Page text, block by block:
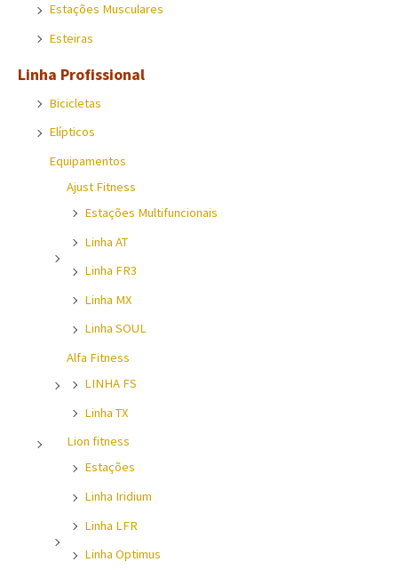
Estações Musculares
Esteiras
Linha Profissional
Bicicletas
Elípticos
Equipamentos
Ajust Fitness
Estações Multifuncionais
Linha AT
Linha FR3
Linha MX
Linha SOUL
Alfa Fitness
LINHA FS
Linha TX
Lion fitness
Estações
Linha Iridium
Linha LFR
Linha Optimus